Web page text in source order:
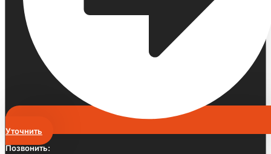
Уточнить
Позвонить: